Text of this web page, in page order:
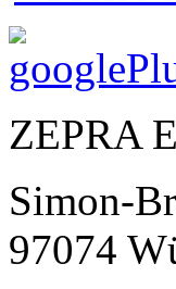
ZEPRA
Simon-
97074